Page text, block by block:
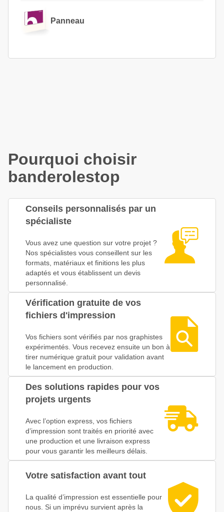
Panneau
Pourquoi choisir
banderolestop
Conseils personnalisés par un
spécialiste
Vous avez une question sur votre projet ?
Nos spécialistes vous conseillent sur les
formats, matériaux et finitions les plus
adaptés et vous établissent un devis
personnalisé.
Vérification gratuite de vos
fichiers d'impression
Vos fichiers sont vérifiés par nos graphistes
expérimentés. Vous recevez ensuite un bon à
tirer numérique gratuit pour validation avant
le lancement en production.
Des solutions rapides pour vos
projets urgents
Avec l’option express, vos fichiers
d’impression sont traités en priorité avec
une production et une livraison express
pour vous garantir les meilleurs délais.
Votre satisfaction avant tout
La qualité d’impression est essentielle pour
nous. Si un imprévu survient après la